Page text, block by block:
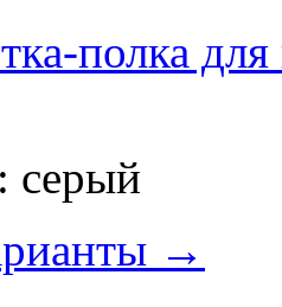
полка
: серый
→